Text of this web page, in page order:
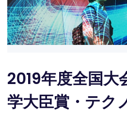
2019年度全国
学大臣賞・テク